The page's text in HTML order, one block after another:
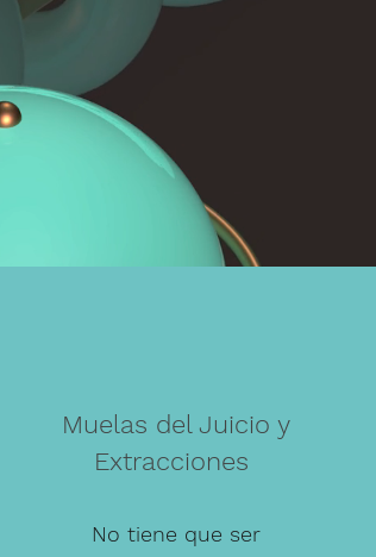
Muelas del Juicio y
Extracciones
No tiene que ser